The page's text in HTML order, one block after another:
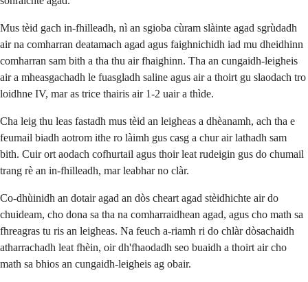
Mus tèid gach in-fhilleadh, nì an sgioba cùram slàinte agad sgrùdadh
air na comharran deatamach agad agus faighnichidh iad mu dheidhinn
comharran sam bith a tha thu air fhaighinn. Tha an cungaidh-leigheis
air a mheasgachadh le fuasgladh saline agus air a thoirt gu slaodach tro
loidhne IV, mar as trice thairis air 1-2 uair a thìde.
Cha leig thu leas fastadh mus tèid an leigheas a dhèanamh, ach tha e
feumail biadh aotrom ithe ro làimh gus casg a chur air lathadh sam
bith. Cuir ort aodach cofhurtail agus thoir leat rudeigin gus do chumail
trang rè an in-fhilleadh, mar leabhar no clàr.
Co-dhùinidh an dotair agad an dòs cheart agad stèidhichte air do
chuideam, cho dona sa tha na comharraidhean agad, agus cho math sa
fhreagras tu ris an leigheas. Na feuch a-riamh ri do chlàr dòsachaidh
atharrachadh leat fhèin, oir dh'fhaodadh seo buaidh a thoirt air cho
math sa bhios an cungaidh-leigheis ag obair.